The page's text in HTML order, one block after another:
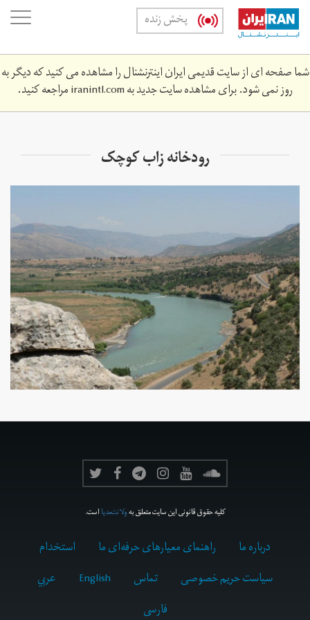
Skip
main
content
پخش زنده
شما صفحه ای از سایت قدیمی ایران اینترنشنال را مشاهده می کنید که دیگر به
روز نمی شود. برای مشاهده سایت جدید بهiranintl.comمراجعه کنید.
رودخانه زاب کوچک
کلیه حقوق قانونی این سایت متعلق بهولانت‌مدیااست.
درباره ما راهنمای معیارهای حرفه‌ای ما
استخدام
سیاست حریم خصوصی
تماس English
عربي
فارسى